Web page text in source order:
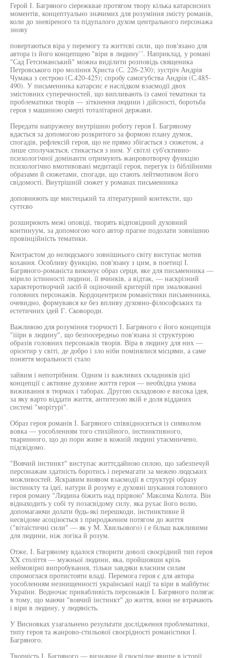
Герой І. Багряного сіережквае протягом твору кілька катарсисних
моментів, концептуально значимих для розуміння змісту романів,
коли до зневіреного та підупалого духом центрального персонажа
знову
повертаються віра у перемогу та життєві сили, що пов'язано для
автора із його концепщею "віри в людину’’. Наприклад, у романі
"Сад Гетсиманський" можна виділити розповідь священика
Петровського про моління Христа (С. 226-230); зустріч Андрія
Чумака з сестрою (С.420-425); спробу самогубства Андрія (С.485-
490). У письменника катарсис е наслідком взаємодії двох
змістовних суперечностей, що випливають із самої тематики та
проблематики творів — зіткнення людини і дійсності, боротьба
героя з машиною смерті тоталітарної держави.
Передати напружену внутрішню роботу героя І. Багряному
вдається за допомогою розкритого за формою плану думок,
спогадів, рефлексій героя, що не прямо збігається з сюжетом, а
лише сполучається, стикається з ним. У світлі суб'єктивно-
психологічної домінанти отримують жанровотворчу функцію
психологічно вмотивовані медитації героя, перегук із біблійними
образами й сюжетами, спогади, що стають лейтмотивом його
свідомості. Внутрішній сюжет у романах письменника
доповнюють ще мистецький та літературний контексти, що
суттєво
розширюють межі оповіді, творять відповідний духовний
континуум, за допомогою чого автор прагне подолати зовнішню
провінційність тематики.
Контрастом до нелюдського зовнішнього світу виступає мотив
кохання. Особливу функцію, пов'язану з цим, в поетиці І.
Багряного-романіста виконує образ серця, яке для письменника —
мірило істинності людини, її вчинків, а відтак, — наскрізний
характеротворчий засіб й оціночний критерій при змалюванні
головних персонажів. Кордоцентризм романістики письменника,
очевидно, формувався ке без впливу духовно-філософських та
естетичних ідей Г. Сковороди.
Важливою для розуміння тзорчості І. Багряного є його концепція
"іііри в людину", що безпосередньо пов'язана зі структурою
образів головних персонажів творів. Віра в людину для них —
орієнтир у світі, де добро і зло ніби помінялися місцями, а саме
поняття моральності стало
зайвим і непотрібним. Одним із важливих складників цієї
концепції с активне духовне життя героя — необхідна умова
виживання в тюрмах і таборах. Другою складовою е висока ідея,
за яку варто віддати життя, антитезою якій е доля відданих
системі "морітурі".
Образ героя романів І. Багряного співвідноситься із символом
вовка — уособленням того стихійного, інстинктивного,
тваринного, що до пори живе в кожній людині утаємничено,
підсвідомо.
"Вовчий інстинкт" виступає життєдайною силою, що забезпечуй
персонажам здатність боротись і перемагати за межею людських
можливостей. Яскравим виявом взаємодії в структурі образу
інстинкту та ідеї, натури й розуму е духовні шукання головного
героя роману "Людина біжить над прірвою" Максима Колота. Він
віднаходить у собі ту позасвідому силу, яка рухає його волю,
допомагаючи долати будь-які перешкоди, інстинктивне й
несвідоме асоціюється з природженим потягом до життя
("вітаїстичні сили" — як у М. Хвильового) і е більш важливими
для людини, ніж логіка й розум.
Отже, І. Багряному вдалося створити доволі своєрідний тип героя
XX століття — мужньої людини, яка, пройшовши крізь
неймовірні випробування, тільки завдяки власним силам
спромоглася протистояти владі. Перемога героя є для автора
уособленням незнищенності української нації та віри в майбутнє
України. Водночас привабливість персонажів І. Багряного полягає
в тому, що маючи "вовчий інстинкт" до життя, вони не втрачають
і віри в людину, у людяність.
У Висновках узагальнено результати дослідження проблематики,
типу героя та жанрово-стильової своєрідності романістики І.
Багряного.
Творчість І. Багряного — визначне й своєрідне явище в історії